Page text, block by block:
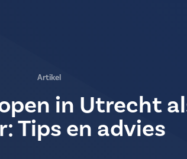
Artikel
in Utrecht
Tips en advies